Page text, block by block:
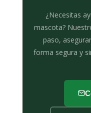
¿Necesitas
mascota?
paso,
forma segura y